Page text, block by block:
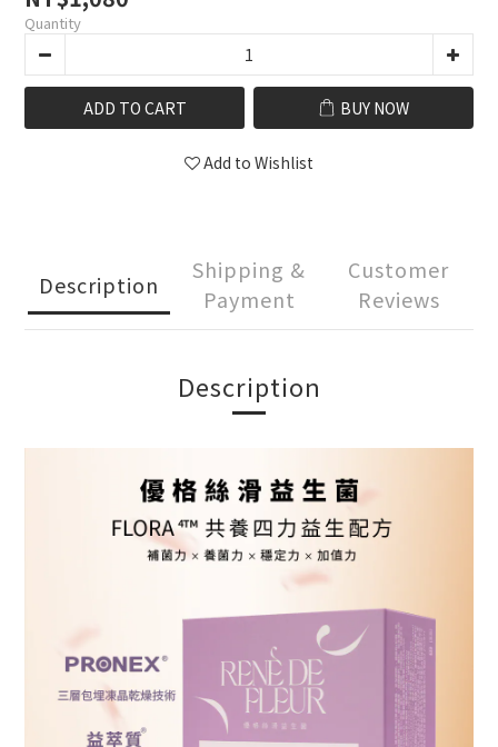
Quantity
ADD TO CART BUY NOW
Add to Wishlist
Description
Shipping &
Payment
Customer
Reviews
Description